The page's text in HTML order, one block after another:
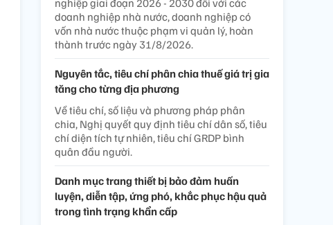
nghiệp giai đoạn 2026 - 2030 đối với các
doanh nghiệp nhà nước, doanh nghiệp có
vốn nhà nước thuộc phạm vi quản lý, hoàn
thành trước ngày 31/8/2026.
Nguyên tắc, tiêu chí phân chia thuế giá trị gia
tăng cho từng địa phương
Về tiêu chí, số liệu và phương pháp phân
chia, Nghị quyết quy định tiêu chí dân số, tiêu
chí diện tích tự nhiên, tiêu chí GRDP bình
quân đầu người.
Danh mục trang thiết bị bảo đảm huấn
luyện, diễn tập, ứng phó, khắc phục hậu quả
trong tình trạng khẩn cấp